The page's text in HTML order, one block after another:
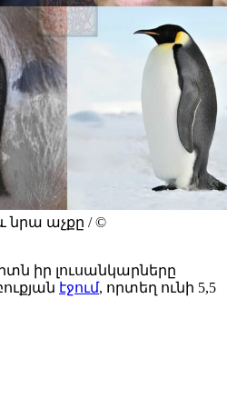
նրա աչքը / ©
իր լուսանկարները
էջում, որտեղ ունի 5,5